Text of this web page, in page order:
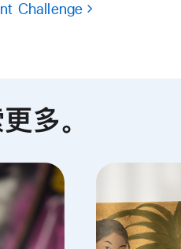
Challenge
多。